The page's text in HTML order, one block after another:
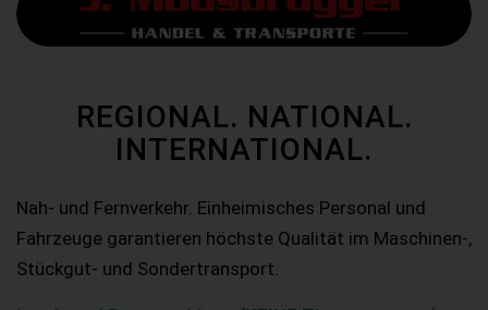
REGIONAL. NATIONAL.
INTERNATIONAL.
Nah- und Fernverkehr. Einheimisches Personal und
Fahrzeuge garantieren höchste Qualität im Maschinen-,
Stückgut- und Sondertransport.